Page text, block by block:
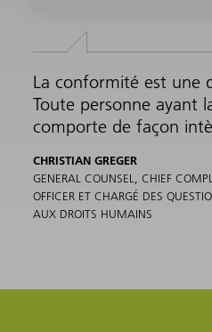
La conformité est une
Toute personne ayant
comporte de façon
CHRISTIAN GREGER
GENERAL COUNSEL, CHIEF
OFFICER ET CHARGÉ DES
AUX DROITS HUMAINS